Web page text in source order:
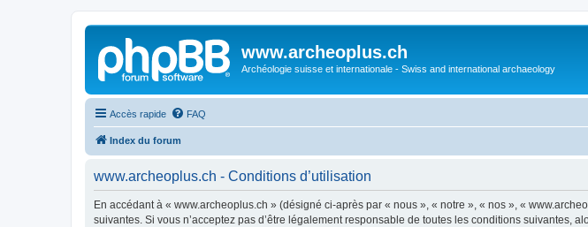
www.archeoplus.ch
Archéologie suisse et internationale - Swiss and international archaeology
Accès rapide FAQ
Index du forum
www.archeoplus.ch - Conditions d’utilisation
En accédant à « www.archeoplus.ch » (désigné ci-après par « nous », « notre », « nos », «
suivantes. Si vous n’acceptez pas d’être légalement responsable de toutes les conditions suivantes,